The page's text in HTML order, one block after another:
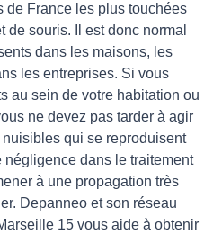
de France les plus touchées
de souris. Il est donc normal
dans les maisons, les
les entreprises. Si vous
au sein de votre habitation ou
ne devez pas tarder à agir
qui se reproduisent
dans le traitement
à une propagation très
Depanneo et son réseau
15 vous aide à obtenir